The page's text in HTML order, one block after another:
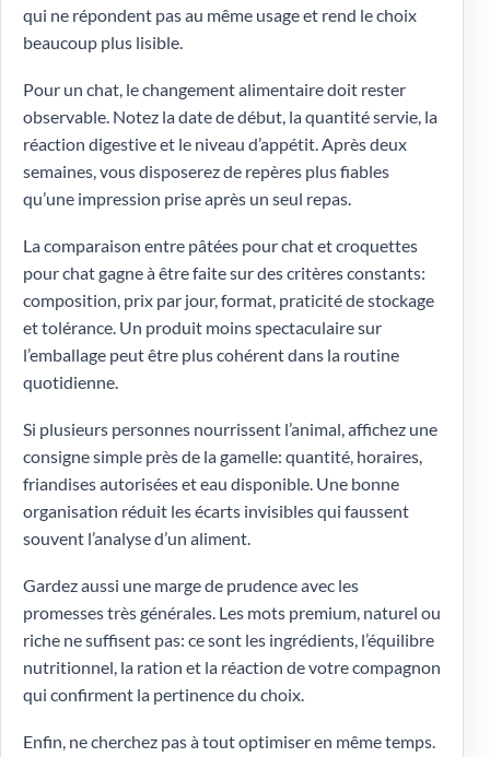
qui ne répondent pas au même usage et rend le choix
beaucoup plus lisible.
Pour un chat, le changement alimentaire doit rester
observable. Notez la date de début, la quantité servie, la
réaction digestive et le niveau d’appétit. Après deux
semaines, vous disposerez de repères plus fiables
qu’une impression prise après un seul repas.
La comparaison entre pâtées pour chat et croquettes
pour chat gagne à être faite sur des critères constants:
composition, prix par jour, format, praticité de stockage
et tolérance. Un produit moins spectaculaire sur
l’emballage peut être plus cohérent dans la routine
quotidienne.
Si plusieurs personnes nourrissent l’animal, affichez une
consigne simple près de la gamelle: quantité, horaires,
friandises autorisées et eau disponible. Une bonne
organisation réduit les écarts invisibles qui faussent
souvent l’analyse d’un aliment.
Gardez aussi une marge de prudence avec les
promesses très générales. Les mots premium, naturel ou
riche ne suffisent pas: ce sont les ingrédients, l’équilibre
nutritionnel, la ration et la réaction de votre compagnon
qui confirment la pertinence du choix.
Enfin, ne cherchez pas à tout optimiser en même temps.